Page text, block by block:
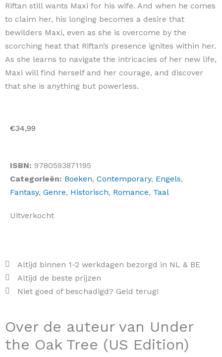
Riftan still wants Maxi for his wife. And when he comes
to claim her, his longing becomes a desire that
bewilders Maxi, even as she is overcome by the
scorching heat that Riftan’s presence ignites within her.
As she learns to navigate the intricacies of her new life,
Maxi will find herself and her courage, and discover
that she is anything but powerless.
€34,99
ISBN: 9780593871195
Categorieën: Boeken, Contemporary, Engels,
Fantasy, Genre, Historisch, Romance, Taal
Uitverkocht
Altijd binnen 1-2 werkdagen bezorgd in NL & BE
Altijd de beste prijzen
Niet goed of beschadigd? Geld terug!
Over de auteur van Under
the Oak Tree (US Edition)